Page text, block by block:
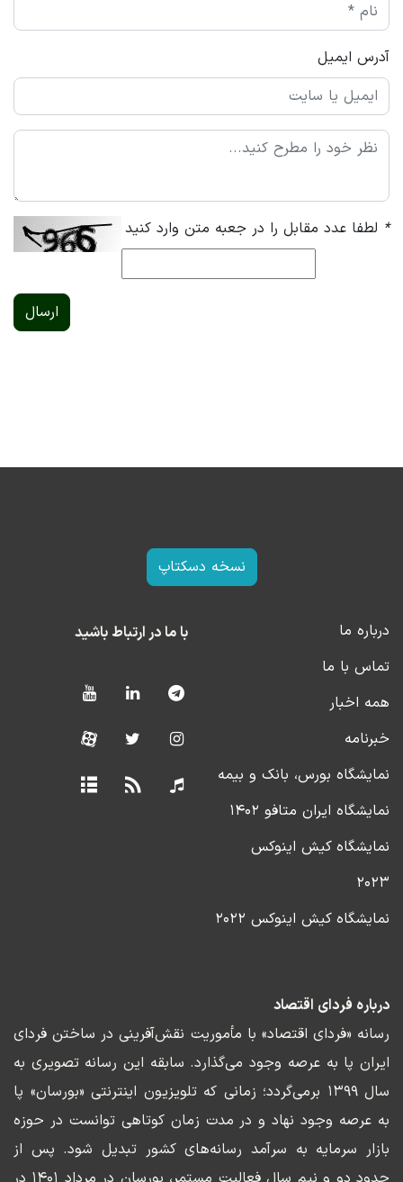
آدرس ایمیل
* لطفا عدد مقابل را در جعبه متن وارد کنید
ارسال
نسخه دسکتاپ
درباره ما
تماس با ما
همه اخبار
خبرنامه
نمایشگاه بورس، بانک و بیمه
نمایشگاه ایران متافو ۱۴۰۲
نمایشگاه کیش اینوکس
۲۰۲۳
نمایشگاه کیش اینوکس ۲۰۲۲
با ما در ارتباط باشید
درباره فردای اقتصاد
رسانه «فردای اقتصاد» با مأموریت نقش‌آفرینی در ساختن فردای
ایران پا به عرصه وجود می‌گذارد. سابقه این رسانه تصویری به
سال ۱۳۹۹ برمی‌گردد؛ زمانی که تلویزیون اینترنتی «بورسان» پا
به عرصه وجود نهاد و در مدت زمان کوتاهی توانست در حوزه
بازار سرمایه به سرآمد رسانه‌های کشور تبدیل شود. پس از